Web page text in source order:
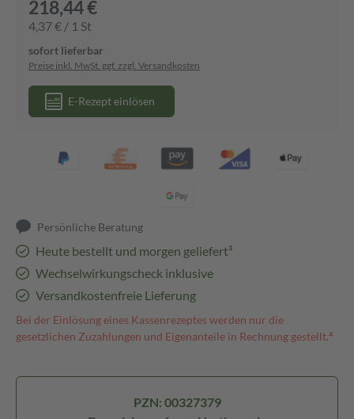
218,44 €
4,37 € / 1 St
sofort lieferbar
Preise inkl. MwSt. ggf. zzgl. Versandkosten
E-Rezept einlösen
Persönliche Beratung
Heute bestellt und morgen geliefert³
Wechselwirkungscheck inklusive
Versandkostenfreie Lieferung
Bei der Einlösung eines Kassenrezeptes werden nur die
gesetzlichen Zuzahlungen und Eigenanteile in Rechnung gestellt.⁴
PZN: 00327379